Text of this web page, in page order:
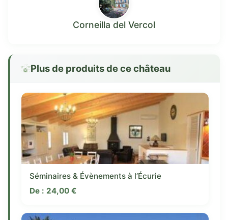
Corneilla del Vercol
Plus de produits de ce château
Séminaires & Évènements à l’Écurie
De : 24,00 €